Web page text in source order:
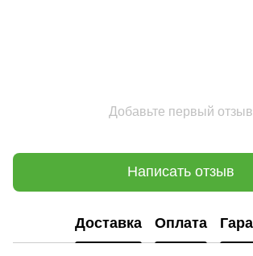
Добавьте первый отзыв
Написать отзыв
Доставка Оплата